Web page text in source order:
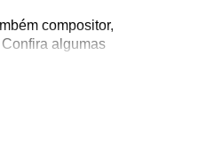
compositor,
algumas